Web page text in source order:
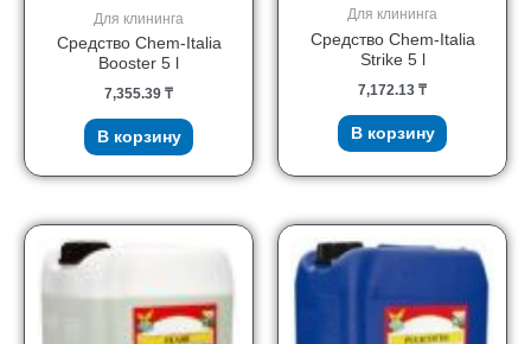
Для клининга
Средство Chem-Italia
Booster 5 l
7,355.39 ₸
В корзину
Для клининга
Средство Chem-Italia
Strike 5 l
7,172.13 ₸
В корзину